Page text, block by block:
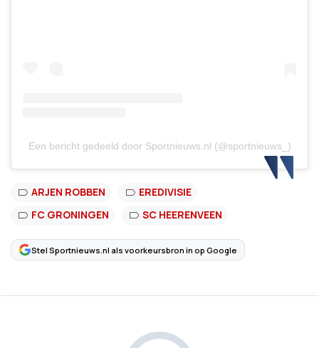
Een bericht gedeeld door Sportnieuws.nl (@sportnieuws_)
ARJEN ROBBEN
EREDIVISIE
FC GRONINGEN
SC HEERENVEEN
Stel Sportnieuws.nl als voorkeursbron in op Google